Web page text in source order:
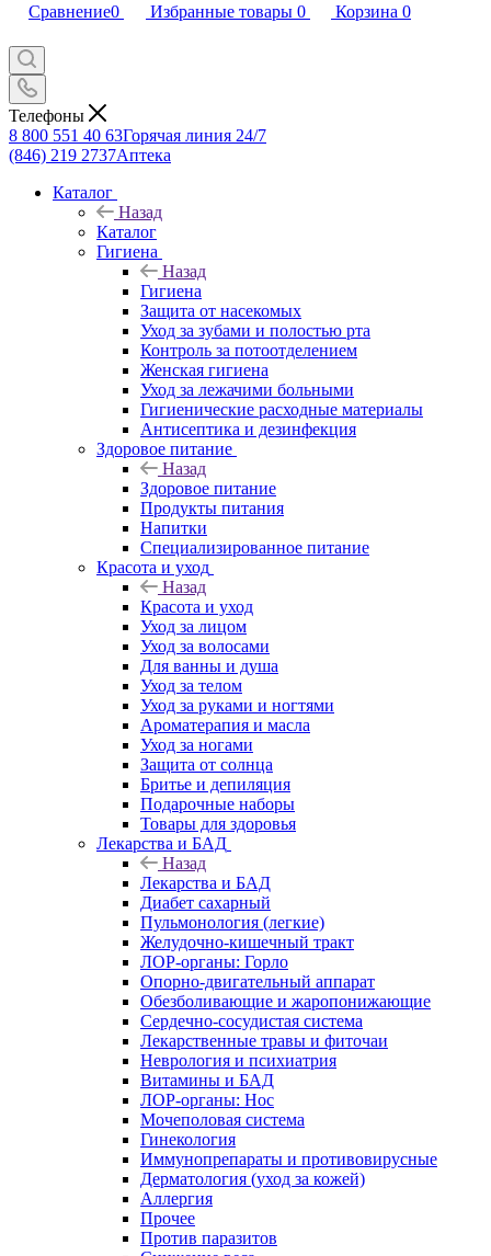
Сравнение0 Избранные товары 0 Корзина 0
Телефоны
8 800 551 40 63Горячая линия 24/7
(846) 219 2737Аптека
Каталог
Назад
Каталог
Гигиена
Назад
Гигиена
Защита от насекомых
Уход за зубами и полостью рта
Контроль за потоотделением
Женская гигиена
Уход за лежачими больными
Гигиенические расходные материалы
Антисептика и дезинфекция
Здоровое питание
Назад
Здоровое питание
Продукты питания
Напитки
Специализированное питание
Красота и уход
Назад
Красота и уход
Уход за лицом
Уход за волосами
Для ванны и душа
Уход за телом
Уход за руками и ногтями
Ароматерапия и масла
Уход за ногами
Защита от солнца
Бритье и депиляция
Подарочные наборы
Товары для здоровья
Лекарства и БАД
Назад
Лекарства и БАД
Диабет сахарный
Пульмонология (легкие)
Желудочно-кишечный тракт
ЛОР-органы: Горло
Опорно-двигательный аппарат
Обезболивающие и жаропонижающие
Сердечно-сосудистая система
Лекарственные травы и фиточаи
Неврология и психиатрия
Витамины и БАД
ЛОР-органы: Нос
Мочеполовая система
Гинекология
Иммунопрепараты и противовирусные
Дерматология (уход за кожей)
Аллергия
Прочее
Против паразитов